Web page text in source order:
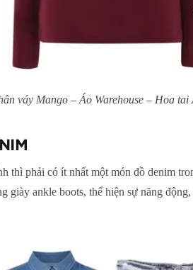
váy Mango – Áo Warehouse – Hoa
thì phải có ít nhất một món đồ denim
giày ankle boots, thể hiện sự năng